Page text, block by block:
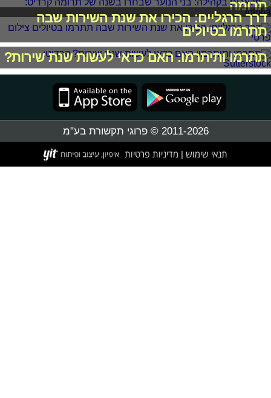
תרומה
דרך הרגליים: הכירו את שנת השירות שבה
תתרמו בטיולים
תתרמו ותיתרמו: האם כדאי לעשות שנת שירות?
2011-2026 © פרוגי תקשורת בע"מ
תנאי שימוש מדיניות פרטיות